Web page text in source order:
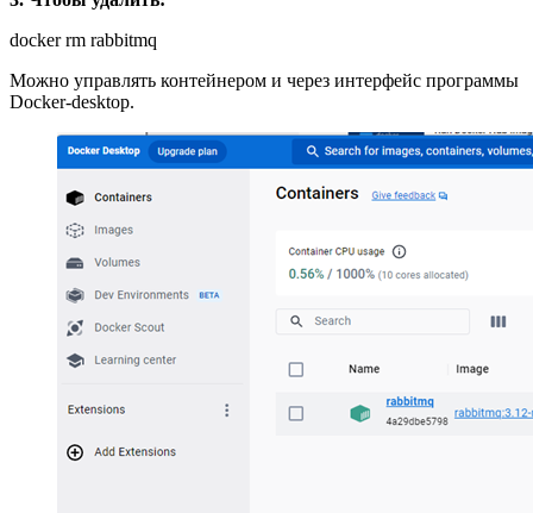
docker rm rabbitmq
Можно управлять контейнером и через интерфейс программы
Docker-desktop.